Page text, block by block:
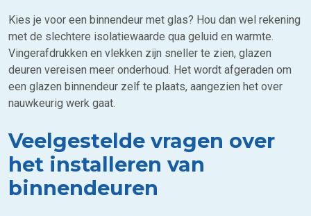
Kies je voor een binnendeur met glas? Hou dan wel rekening
met de slechtere isolatiewaarde qua geluid en warmte.
Vingerafdrukken en vlekken zijn sneller te zien, glazen
deuren vereisen meer onderhoud. Het wordt afgeraden om
een glazen binnendeur zelf te plaats, aangezien het over
nauwkeurig werk gaat.
Veelgestelde vragen over
het installeren van
binnendeuren